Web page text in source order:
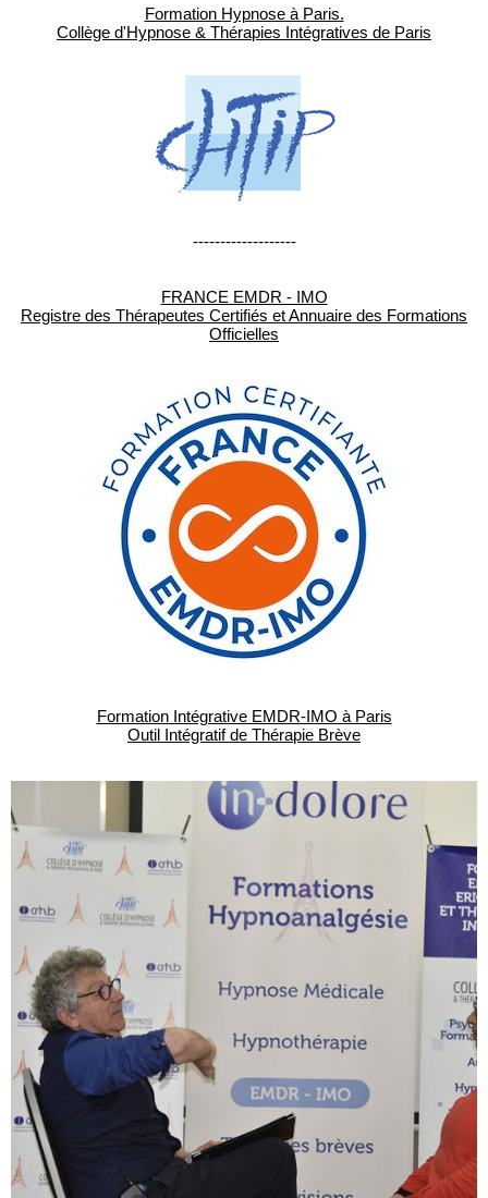
Formation Hypnose à Paris.
Collège d'Hypnose & Thérapies Intégratives de Paris
-------------------
FRANCE EMDR - IMO
Registre des Thérapeutes Certifiés et Annuaire des Formations
Officielles
Formation Intégrative EMDR-IMO à Paris
Outil Intégratif de Thérapie Brève